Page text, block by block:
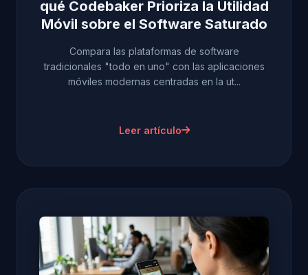
qué Codebaker Prioriza la Utilidad
Móvil sobre el Software Saturado
Compara las plataformas de software
tradicionales "todo en uno" con las aplicaciones
móviles modernas centradas en la ut...
Leer artículo